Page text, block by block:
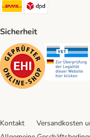
DHL Shipping Method
Sicherheit
Security
Kontakt Versandkosten